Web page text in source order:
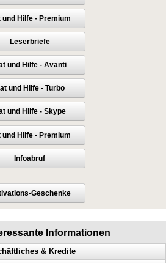
und Hilfe - Premium
Leserbriefe
und Hilfe - Avanti
und Hilfe - Turbo
und Hilfe - Skype
und Hilfe - Premium
Infoabruf
Geschenke
Informationen
& Kredite